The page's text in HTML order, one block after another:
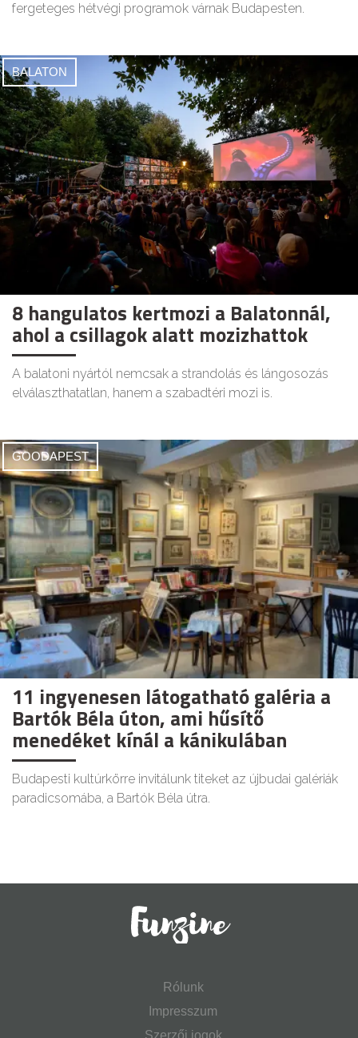
fergeteges hétvégi programok várnak Budapesten.
BALATON
8 hangulatos kertmozi a Balatonnál,
ahol a csillagok alatt mozizhattok
A balatoni nyártól nemcsak a strandolás és lángosozás
elválaszthatatlan, hanem a szabadtéri mozi is.
GOODAPEST
11 ingyenesen látogatható galéria a
Bartók Béla úton, ami hűsítő
menedéket kínál a kánikulában
Budapesti kultúrkörre invitálunk titeket az újbudai galériák
paradicsomába, a Bartók Béla útra.
Rólunk
Impresszum
Szerzői jogok